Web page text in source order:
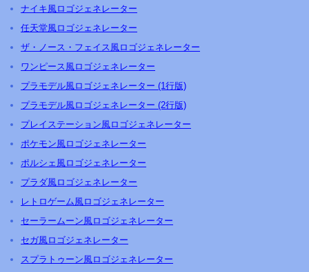
ナイキ風ロゴジェネレーター
任天堂風ロゴジェネレーター
ザ・ノース・フェイス風ロゴジェネレーター
ワンピース風ロゴジェネレーター
プラモデル風ロゴジェネレーター (1行版)
プラモデル風ロゴジェネレーター (2行版)
プレイステーション風ロゴジェネレーター
ポケモン風ロゴジェネレーター
ポルシェ風ロゴジェネレーター
プラダ風ロゴジェネレーター
レトロゲーム風ロゴジェネレーター
セーラームーン風ロゴジェネレーター
セガ風ロゴジェネレーター
スプラトゥーン風ロゴジェネレーター